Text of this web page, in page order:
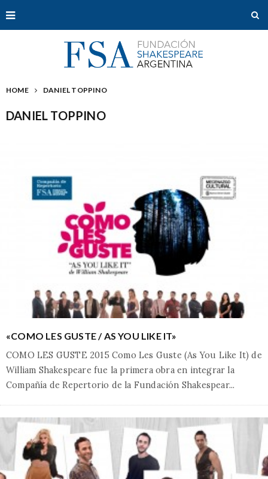
HOME DANIEL TOPPINO
DANIEL TOPPINO
«COMO LES GUSTE / AS YOU LIKE IT»
COMO LES GUSTE 2015 Como Les Guste (As You Like It) de
William Shakespeare fue la primera obra en integrar la
Compañía de Repertorio de la Fundación Shakespear...